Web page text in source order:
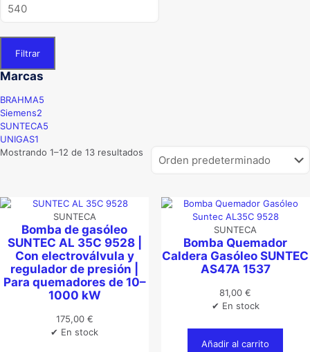
Filtrar
Marcas
BRAHMA5
Siemens2
SUNTECA5
UNIGAS1
Mostrando 1–12 de 13 resultados
SUNTECA
Bomba de gasóleo
SUNTEC AL 35C 9528 |
Con electroválvula y
regulador de presión |
Para quemadores de 10–
1000 kW
175,00 €
✔ En stock
SUNTECA
Bomba Quemador
Caldera Gasóleo SUNTEC
AS47A 1537
81,00€
✔ En stock
Añadir al carrito